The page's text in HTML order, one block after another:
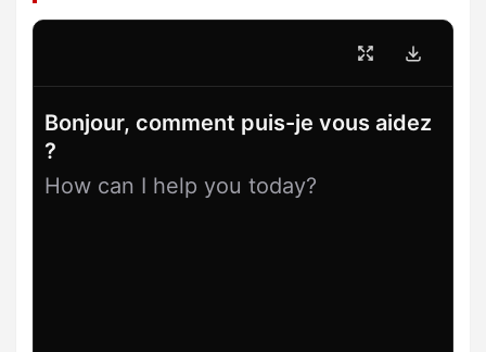
Bonjour, comment puis-je vous aidez
?
How can I help you today?